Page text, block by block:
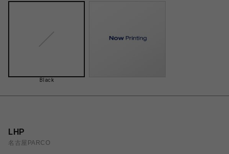
Black
LHP
名古屋PARCO